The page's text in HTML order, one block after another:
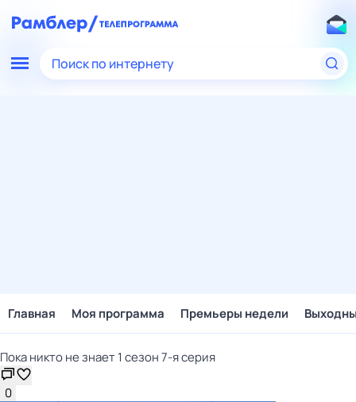
Поиск по интернету
Главная Моя программа Премьеры недели
Пока никто не знает 1 сезон 7-я серия
0